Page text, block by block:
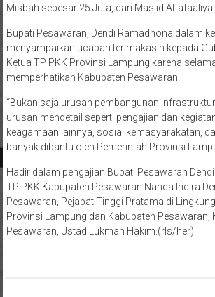
Misbah sebesar 25 Juta, dan Masjid Attafaaliya
Bupati Pesawaran, Dendi Ramadhona dalam
menyampaikan ucapan terimakasih kepada
Ketua TP PKK Provinsi Lampung karena
memperhatikan Kabupaten Pesawaran.
“Bukan saja urusan pembangunan
urusan mendetail seperti pengajian dan
keagamaan lainnya, sosial kemasyarakatan,
banyak dibantu oleh Pemerintah Provinsi
Hadir dalam pengajian Bupati Pesawaran
TP PKK Kabupaten Pesawaran Nanda Indira
Pesawaran, Pejabat Tinggi Pratama di
Provinsi Lampung dan Kabupaten Pesawaran,
Pesawaran, Ustad Lukman Hakim.(rls/her)